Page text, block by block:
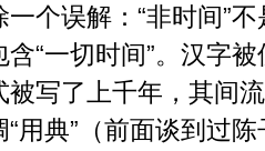
一个误解：“非时间”
含“一切时间”。汉字
被写了上千年，其间
“用典”（前面谈到过